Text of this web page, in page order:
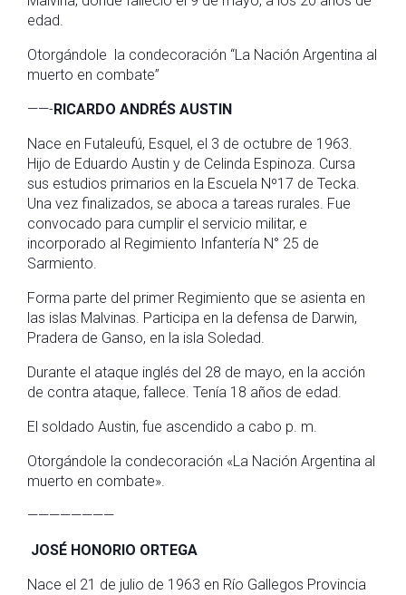
edad.
Otorgándole la condecoración “La Nación Argentina al
muerto en combate”
——-RICARDO ANDRÉS AUSTIN
Nace en Futaleufú, Esquel, el 3 de octubre de 1963.
Hijo de Eduardo Austin y de Celinda Espinoza. Cursa
sus estudios primarios en la Escuela Nº17 de Tecka.
Una vez finalizados, se aboca a tareas rurales. Fue
convocado para cumplir el servicio militar, e
incorporado al Regimiento Infantería N° 25 de
Sarmiento.
Forma parte del primer Regimiento que se asienta en
las islas Malvinas. Participa en la defensa de Darwin,
Pradera de Ganso, en la isla Soledad.
Durante el ataque inglés del 28 de mayo, en la acción
de contra ataque, fallece. Tenía 18 años de edad.
El soldado Austin, fue ascendido a cabo p. m.
Otorgándole la condecoración «La Nación Argentina al
muerto en combate».
————————
JOSÉ HONORIO ORTEGA
Nace el 21 de julio de 1963 en Río Gallegos Provincia